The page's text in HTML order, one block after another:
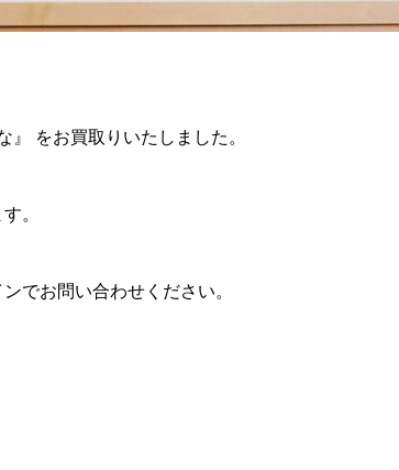
をお買取りいたしました。
。
でお問い合わせください。